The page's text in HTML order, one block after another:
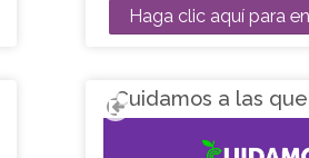
Haga clic aquí para
Cuidamos a las